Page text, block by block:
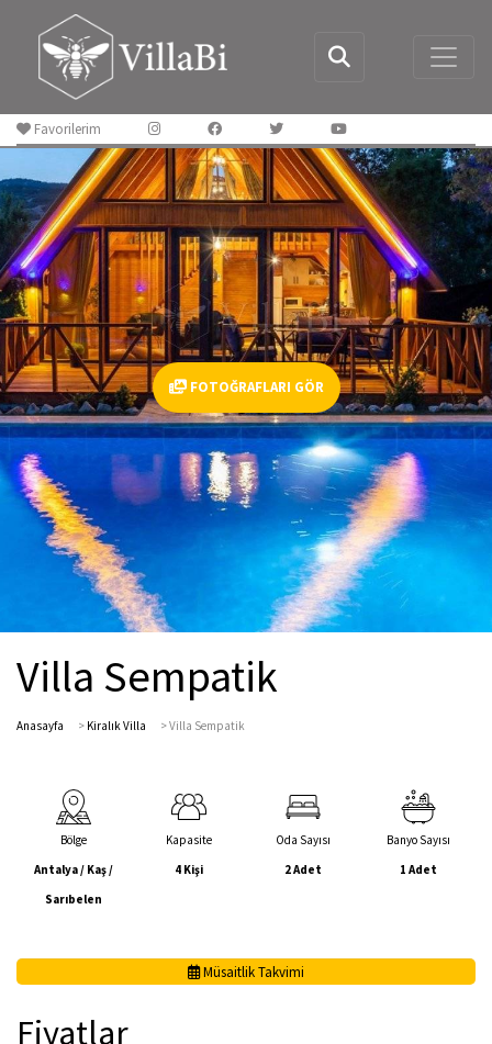
Favorilerim
FOTOĞRAFLARI GÖR
Villa Sempatik
Anasayfa > Kiralık Villa >Villa Sempatik
Bölge
Antalya / Kaş /
Sarıbelen
Kapasite
4 Kişi
Oda Sayısı
2 Adet
Banyo Sayısı
1 Adet
Müsaitlik Takvimi
Fiyatlar